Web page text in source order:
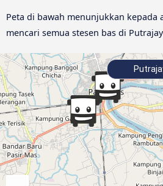
Peta di bawah menunjukkan kepada
mencari semua stesen bas di